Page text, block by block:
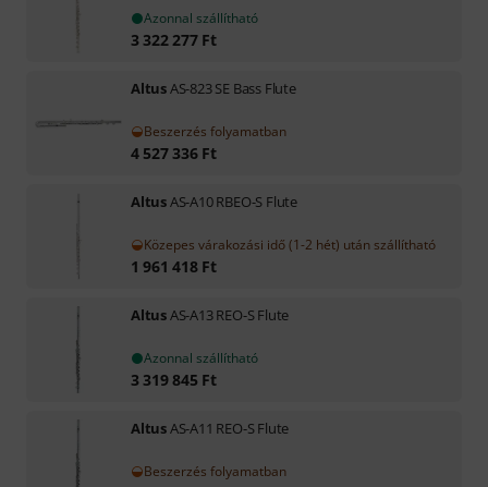
Azonnal szállítható
3 322 277 Ft
AltusAS-823 SE Bass Flute
Beszerzés folyamatban
4 527 336 Ft
AltusAS-A10 RBEO-S Flute
Közepes várakozási idő (1-2 hét) után szállítható
1 961 418 Ft
AltusAS-A13 REO-S Flute
Azonnal szállítható
3 319 845 Ft
AltusAS-A11 REO-S Flute
Beszerzés folyamatban